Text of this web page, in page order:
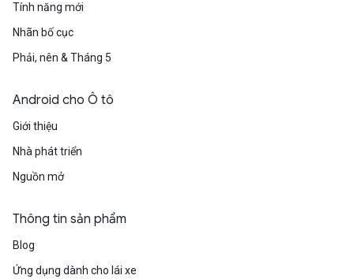
Tính năng mới
Nhãn bố cục
Phải, nên & Tháng 5
Android cho Ô tô
Giới thiệu
Nhà phát triển
Nguồn mở
Thông tin sản phẩm
Blog
Ứng dụng dành cho lái xe